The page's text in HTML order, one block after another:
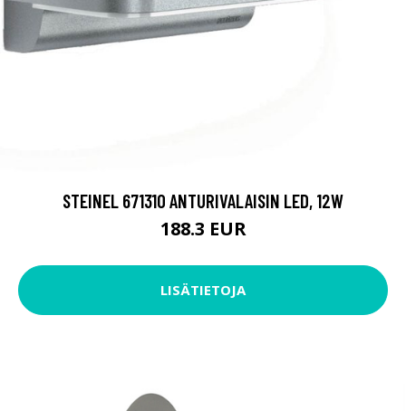
STEINEL 671310 ANTURIVALAISIN LED, 12W
188.3 EUR
LISÄTIETOJA